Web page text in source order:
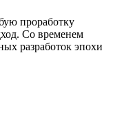
проработку
Со временем
разработок эпохи